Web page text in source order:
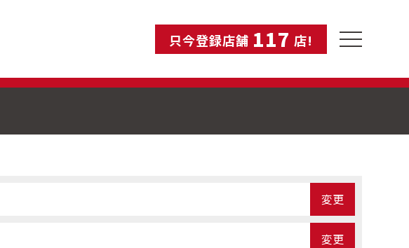
只今登録店舗 117 店! toggle
navigation
変更
変更